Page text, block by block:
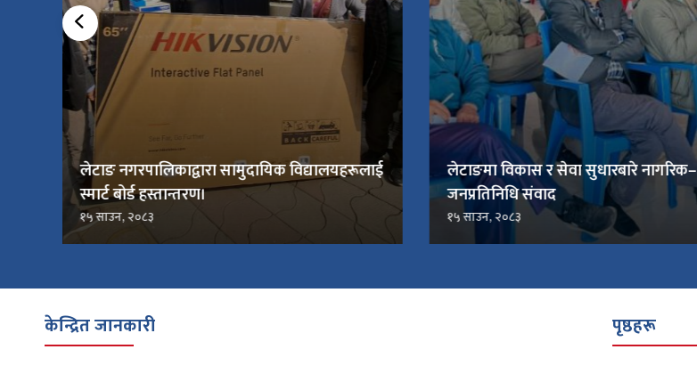
लेटाङ नगरपालिकाद्वारा सामुदायिक विद्यालयहरूलाई
स्मार्ट बोर्ड हस्तान्तरण।
१५ साउन, २०८३
लेटाङमा विकास र सेवा सुधारबारे नागरिक–
जनप्रतिनिधि संवाद
१५ साउन, २०८३
केन्द्रित जानकारी पृष्ठहरू